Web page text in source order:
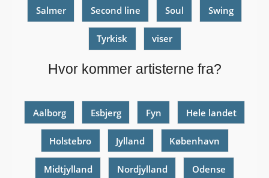
Salmer Second line Soul Swing
Tyrkisk viser
Hvor kommer artisterne fra?
Aalborg Esbjerg Fyn Hele landet
Holstebro Jylland København
Midtjylland Nordjylland Odense